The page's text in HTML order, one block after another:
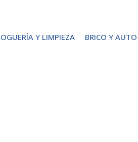
Y LIMPIEZA BRICO Y AUTO